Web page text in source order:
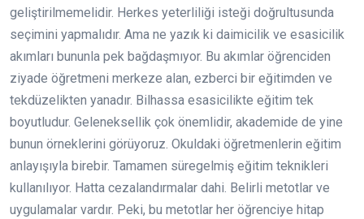
geliştirilmemelidir. Herkes yeterliliği isteği doğrultusunda
seçimini yapmalıdır. Ama ne yazık ki daimicilik ve esasicilik
akımları bununla pek bağdaşmıyor. Bu akımlar öğrenciden
ziyade öğretmeni merkeze alan, ezberci bir eğitimden ve
tekdüzelikten yanadır. Bilhassa esasicilikte eğitim tek
boyutludur. Geleneksellik çok önemlidir, akademide de yine
bunun örneklerini görüyoruz. Okuldaki öğretmenlerin eğitim
anlayışıyla birebir. Tamamen süregelmiş eğitim teknikleri
kullanılıyor. Hatta cezalandırmalar dahi. Belirli metotlar ve
uygulamalar vardır. Peki, bu metotlar her öğrenciye hitap